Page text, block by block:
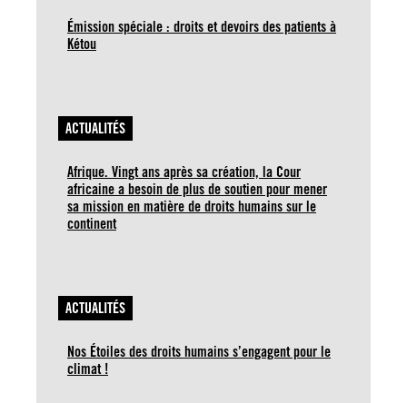
Émission spéciale : droits et devoirs des patients à
Kétou
ACTUALITÉS
Afrique. Vingt ans après sa création, la Cour
africaine a besoin de plus de soutien pour mener
sa mission en matière de droits humains sur le
continent
ACTUALITÉS
Nos Étoiles des droits humains s’engagent pour le
climat !